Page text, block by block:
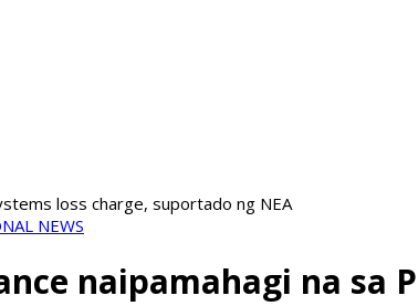
loss charge, suportado ng NEA
NEWS
naipamahagi na sa